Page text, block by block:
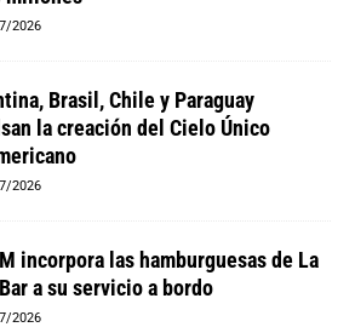
2026
Brasil, Chile y Paraguay
la creación del Cielo Único
2026
incorpora las hamburguesas de La
a su servicio a bordo
2026